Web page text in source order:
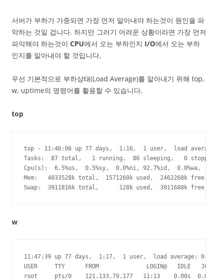
서버가 부하가 가중되면 가장 먼저 알아내야 하는것이 원인을 파
악하는 것일 겁니다. 하지만 그러기 어려운 상황이라면 가장 먼저
파악해야 하는것이 CPU에서 오는 부하인지 I/O에서 오는 부하
인지를 알아내야 할 것입니다.
우선 기본적으로 부하상태(Load Average)를 알아내기 위해 top,
w, uptime의 명령어를 활용할 수 있습니다.
top
top - 11:46:06 up 77 days,  1:16,  1 user,  load
Tasks:  87 total,   1 running,  86 sleeping,   0 stopped,
Cpu(s):  6.5%us,  0.5%sy,  0.0%ni, 92.7%id,  0.0%wa,
Mem:   4033528k total,  1571260k used,  2462268k free,
Swap:  3911816k total,      128k used,  3911688k free,
w
11:47:39 up 77 days,  1:17,  1 user,  load average:
USER     TTY      FROM              LOGIN@   IDLE   JCPU
root     pts/0    121.133.79.177   11:13    0.00s  0.01s